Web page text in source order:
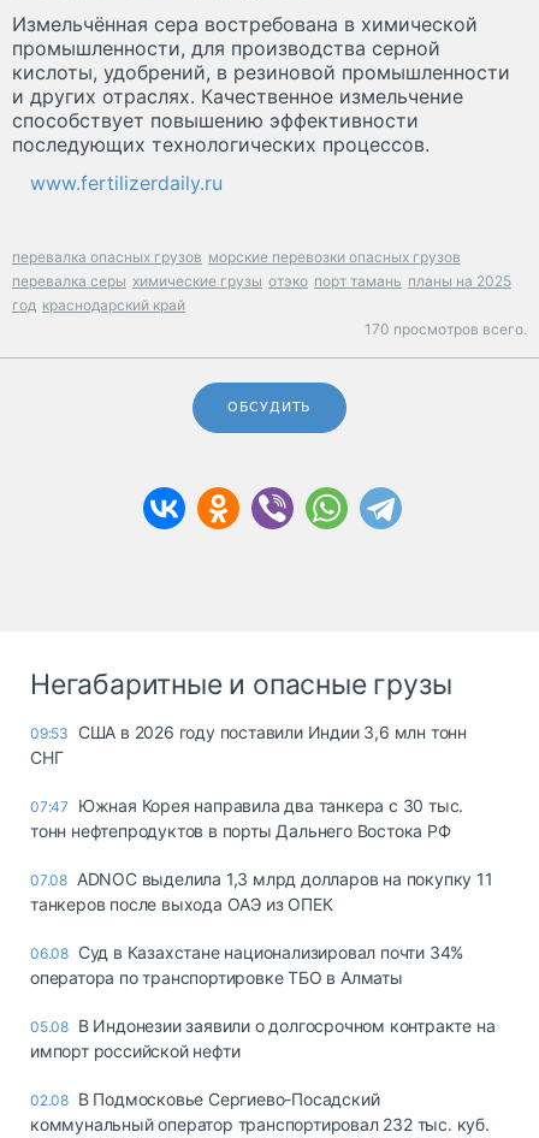
Измельчённая сера востребована в химической
промышленности, для производства серной
кислоты, удобрений, в резиновой промышленности
и других отраслях. Качественное измельчение
способствует повышению эффективности
последующих технологических процессов.
www.fertilizerdaily.ru
перевалка опасных грузов морские перевозки опасных грузов
перевалка серы химические грузы отэко порт тамань планы на 2025
год краснодарский край
170 просмотров всего.
ОБСУДИТЬ
Негабаритные и опасные грузы
09:53
США в 2026 году поставили Индии 3,6 млн тонн
СНГ
07:47
Южная Корея направила два танкера с 30 тыс.
тонн нефтепродуктов в порты Дальнего Востока РФ
07.08 ADNOC выделила 1,3 млрд долларов на покупку 11
танкеров после выхода ОАЭ из ОПЕК
06.08 Суд в Казахстане национализировал почти 34%
оператора по транспортировке ТБО в Алматы
05.08 В Индонезии заявили о долгосрочном контракте на
импорт российской нефти
02.08 В Подмосковье Сергиево-Посадский
коммунальный оператор транспортировал 232 тыс. куб.